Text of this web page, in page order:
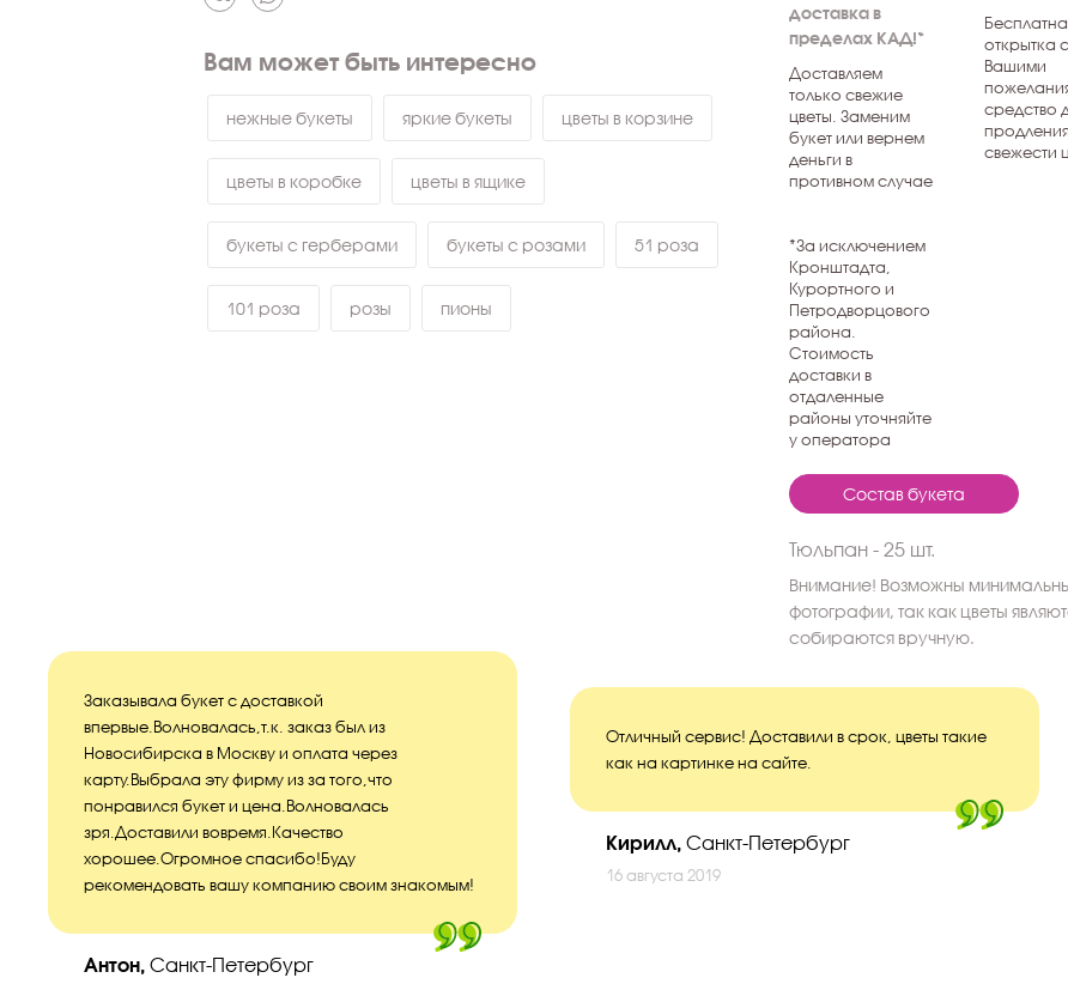
Вам может быть интересно
нежные букеты яркие букеты цветы в корзине
цветы в коробке цветы в ящике
букеты с герберами букеты с розами 51 роза
101 роза розы пионы
доставка в
пределах КАД!*
Доставляем
только свежие
цветы. Заменим
букет или вернем
деньги в
противном случае
*За исключением
Кронштадта,
Курортного и
Петродворцового
района.
Стоимость
доставки в
отдаленные
районы уточняйте
у оператора
открытка с
Вашими
средство
продления
свежести
Состав букета
Тюльпан - 25 шт.
Внимание! Возможны
фотографии, так как цветы
собираются вручную.
Заказывала букет с доставкой
впервые.Волновалась,т.к. заказ был из
Новосибирска в Москву и оплата через
карту.Выбрала эту фирму из за того,что
понравился букет и цена.Волновалась
зря.Доставили вовремя.Качество
хорошее.Огромное спасибо!Буду
рекомендовать вашу компанию своим знакомым!
Антон, Санкт-Петербург
Отличный сервис! Доставили в срок, цветы такие
как на картинке на сайте.
Кирилл,Санкт-Петербург
16 августа 2019